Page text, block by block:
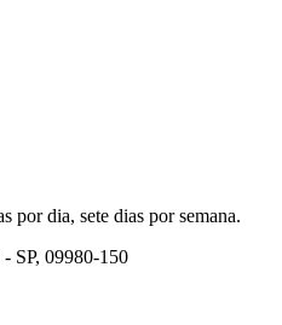
por dia, sete dias por semana.
SP, 09980-150